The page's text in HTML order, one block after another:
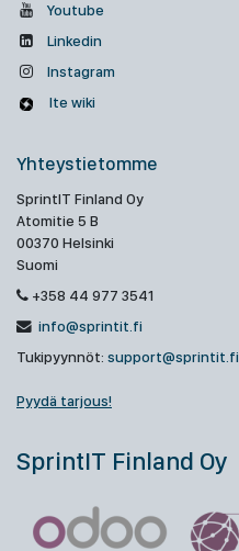
Youtube
Linkedin
Instagram
Ite wiki
Yhteystietomme
SprintIT Finland Oy
Atomitie 5 B
00370 Helsinki
Suomi
+358 44 977 3541
info@sprintit.fi
Tukipyynnöt: support@sprintit.fi
Pyydä tarjous!
SprintIT Finland Oy